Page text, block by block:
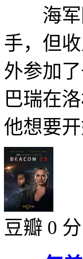
海军陆
手，但
外参加
巴瑞在
他想要
豆瓣 0 分